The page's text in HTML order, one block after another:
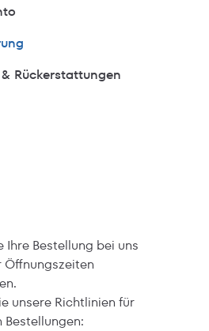
Rückerstattungen
Ihre Bestellung bei uns
unsere Richtlinien für
Bestellungen: